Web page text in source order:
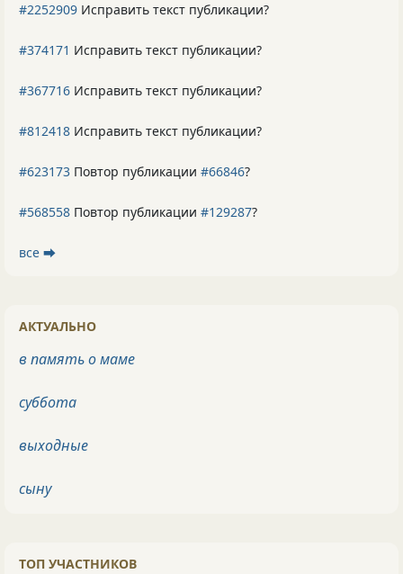
#2252909 Исправить текст публикации?
#374171 Исправить текст публикации?
#367716 Исправить текст публикации?
#812418 Исправить текст публикации?
#623173 Повтор публикации #66846?
#568558 Повтор публикации #129287?
все ⮕
АКТУАЛЬНО
в память о маме
суббота
выходные
сыну
ТОП УЧАСТНИКОВ